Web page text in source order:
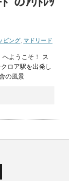
ピング, マドリード
ようこそ！ ス
ロア駅を出発し
の風景